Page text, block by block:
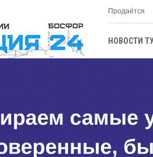
Продаётся
НОВОСТИ